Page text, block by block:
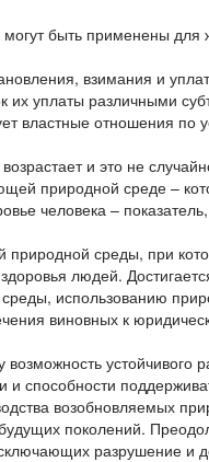
быть применены для
взимания и
их уплаты различными
властные отношения по
и это не
природной среде –
человека –
природной среды, при
людей.
использованию
виновных к
устойчивого
и способности
возобновляемых
поколений.
разрушение и